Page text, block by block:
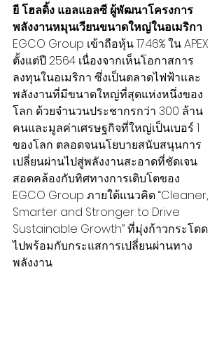
ยี โฮลดิ้ง แอลแอลซี ผู้พัฒนาโครงการ
พลังงานหมุนเวียนขนาดใหญ่ในอเมริกา
EGCO Group เข้าถือหุ้น 17.46% ใน APEX
ตั้งแต่ปี 2564 เนื่องจากเห็นโอกาสการ
ลงทุนในอเมริกา ซึ่งเป็นตลาดไฟฟ้าและ
พลังงานที่มีขนาดใหญ่ที่สุดแห่งหนึ่งของ
โลก ด้วยจำนวนประชากรกว่า 300 ล้าน
คนและมูลค่าเศรษฐกิจที่ใหญ่เป็นเบอร์ 1
ของโลก ตลอดจนนโยบายสนับสนุนการ
เปลี่ยนผ่านไปสู่พลังงานสะอาดที่ชัดเจน
สอดคล้องกับทิศทางการเติบโตของ
EGCO Group ภายใต้แนวคิด “Cleaner,
Smarter and Stronger to Drive
Sustainable Growth” ที่มุ่งก้าวกระโดด
ไปพร้อมกับกระแสการเปลี่ยนผ่านทาง
พลังงาน